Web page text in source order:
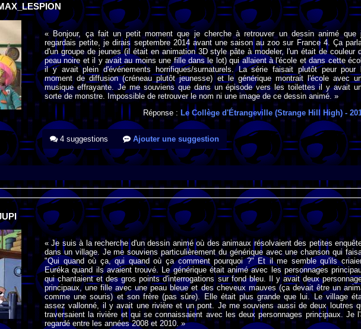
« Bonjour, ça fait un petit moment que je cherche à retrouver un dessin animé que
regardais petite, je dirais septembre 2014 avant une saison au zoo sur France 4. Ça
d'un groupe de jeunes (il était en animation 3D style pâte à modeler, l'un était de couleur
peau noire et il y avait au moins une fille dans le lot) qui allaient à l'école et dans cette
il y avait plein d'événements horrifiques/surnaturels. La série faisait plutôt peur pour
moment de diffusion (créneau plutôt jeunesse) et le générique montrait l'école avec
musique effrayante. Je me souviens que dans un épisode vers les toilettes il y avait
sorte de monstre. Impossible de retrouver le nom ni une image de ce dessin animé. »
Réponse : Le Collège d'Étrangeville (Strange Hill High) -
4 suggestions Ajouter une suggestion
« Je suis à la recherche d'un dessin animé où des animaux résolvaient des petites
dans un village. Je me souviens particulièrement du générique avec une chanson qui
"Qui quand où ça, qui quand où ça comment pourquoi ?" Et il me semble qu'ils
Euréka quand ils avaient trouvé. Le générique était animé avec les personnages
qui chantaient et des gros points d'interrogations sur fond bleu. Il y avait deux
principaux, une fille avec une peau bleue et des cheveux mauves (ça devait être un
comme une souris) et son frère (pas sûre). Elle était plus grande que lui. Le village
assez vallonné, il y avait une rivière et un pont. Je me souviens aussi de deux loutres
traversaient la rivière et qui se connaissaient avec les deux personnages principaux. Je
regardé entre les années 2008 et 2010. »